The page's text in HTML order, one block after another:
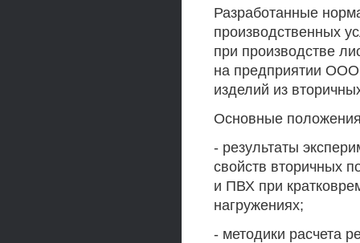
Разработанные
производственных
при производстве
на предприятии
изделий из
Основные
- результаты
свойств вторичных
и ПВХ при
нагружениях;
- методики расчета